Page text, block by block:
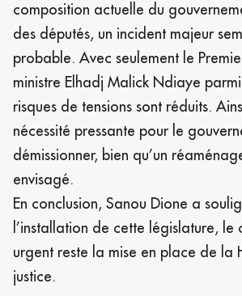
composition actuelle du
des députés, un incident majeur
probable. Avec seulement le
ministre Elhadj Malick Ndiaye
risques de tensions sont réduits.
nécessité pressante pour le
démissionner, bien qu’un
envisagé.
En conclusion, Sanou Dione a
l’installation de cette législature, le
urgent reste la mise en place de la
justice.